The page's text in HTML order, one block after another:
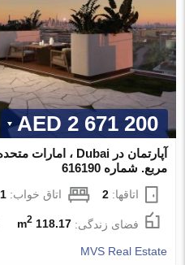
2 671 200 AED
مربع. شماره 616190
اتاقها:2 اتاق خواب:1
فضای زندگی:118.17 m
2
MVS Real Estate